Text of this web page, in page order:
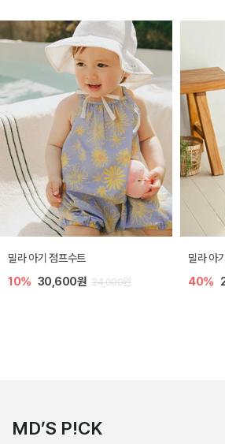
토닉 아기 민소매 티셔츠
20% 11,200원 14,000원
MD’S P!CK